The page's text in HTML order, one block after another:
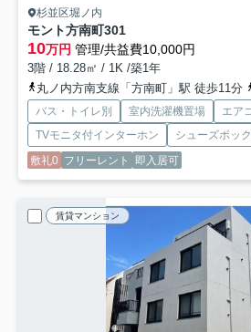
杉並区堀ノ内
モント方南町301
10万円 管理/共益費10,000円
3階 / 18.28㎡ / 1K /築1年
丸ノ内方南支線「方南町」駅 徒歩11分
バス・トイレ別 室内洗濯機置場 エア
TVモニタ付インターホン
シューズボッ
敷礼0 フリーレント 即入居可
賃貸マンション